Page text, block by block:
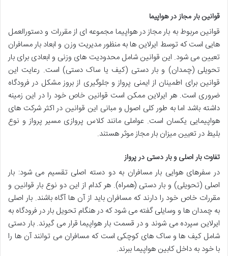
قوانین بار مجاز در هواپیما
قوانین مربوط به بار مجاز در هواپیما مجموعه ای از مقررات و دستورالعمل
هایی است که توسط ایرلاین ها به منظور مدیریت وزن و ابعاد بار مسافران
تعیین می شود. این قوانین شامل محدودیت های وزنی و ابعادی برای بار
تحویلی (چمدان) و بار دستی (کیف یا ساک دستی) است. رعایت این
قوانین برای اطمینان از ایمنی پرواز و جلوگیری از بروز مشکل در فرودگاه
ضروری است. هر ایرلاین ممکن است قوانین خاص خود را در این زمینه
داشته باشد اما به طور کلی اصول و مبانی این قوانین در اکثر شرکت های
هواپیمایی یکسان است. عواملی مانند کلاس پروازی مسیر پرواز و نوع
بلیط در تعیین میزان بار مجاز موثر هستند.
تفاوت بار اصلی و بار دستی در پرواز
در سفرهای هوایی بار مسافران به دو دسته اصلی تقسیم می شود: بار
اصلی (تحویلی) و بار دستی (همراه). هر کدام از این دو نوع بار قوانین و
مقررات خاص خود را دارند که مسافران باید از آن ها آگاه باشند. بار اصلی
به چمدان ها و وسایلی گفته می شود که در هنگام تحویل بار در فرودگاه به
ایرلاین سپرده می شوند و در قسمت بار هواپیما قرار می گیرند. بار دستی
شامل کیف ها و ساک های کوچکی است که مسافران می توانند آن ها را
با خود به داخل کابین هواپیما ببرند.